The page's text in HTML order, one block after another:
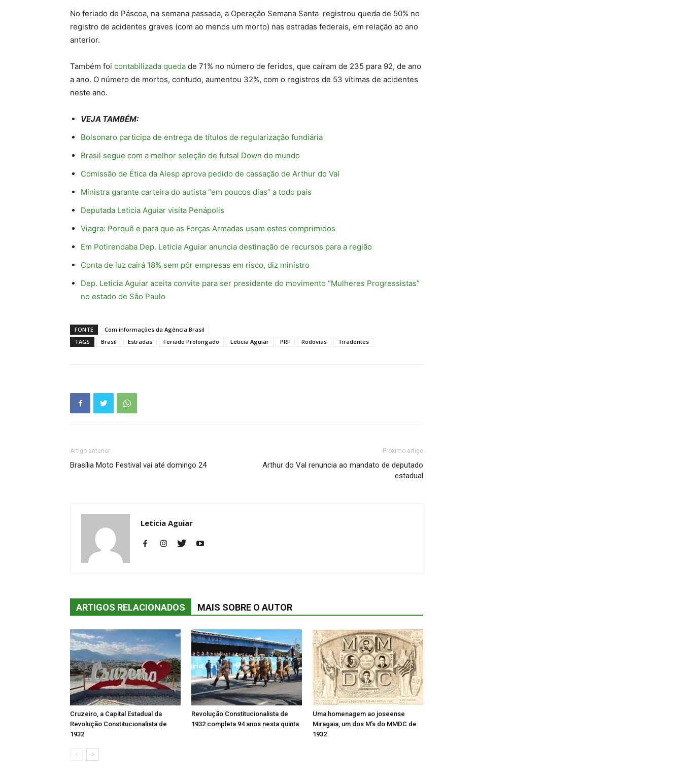
No feriado de Páscoa, na semana passada, a Operação Semana Santa registrou queda de 50% no
registro de acidentes graves (com ao menos um morto) nas estradas federais, em relação ao ano
anterior.
Também foi contabilizada queda de 71% no número de feridos, que caíram de 235 para 92, de ano
a ano. O número de mortos, contudo, aumentou 32%, com o registros de 53 vítimas de acidentes
neste ano.
VEJA TAMBÉM:
Bolsonaro participa de entrega de títulos de regularização fundiária
Brasil segue com a melhor seleção de futsal Down do mundo
Comissão de Ética da Alesp aprova pedido de cassação de Arthur do Val
Ministra garante carteira do autista “em poucos dias” a todo país
Deputada Leticia Aguiar visita Penápolis
Viagra: Porquê e para que as Forças Armadas usam estes comprimidos
Em Potirendaba Dep. Leticia Aguiar anuncia destinação de recursos para a região
Conta de luz cairá 18% sem pôr empresas em risco, diz ministro
Dep. Leticia Aguiar aceita convite para ser presidente do movimento “Mulheres Progressistas”
no estado de São Paulo
FONTE
Com informações da Agência Brasil
TAGS
Brasil Estradas Feriado Prolongado Leticia Aguiar PRF Rodovias Tiradentes
Artigo anterior
Brasília Moto Festival vai até domingo 24
Próximo artigo
Arthur do Val renuncia ao mandato de deputado
estadual
Leticia Aguiar
ARTIGOS RELACIONADOS MAIS SOBRE O AUTOR
Cruzeiro, a Capital Estadual da
Revolução Constitucionalista de
1932
Revolução Constitucionalista de
1932 completa 94 anos nesta quinta
Uma homenagem ao joseense
Miragaia, um dos M’s do MMDC de
1932